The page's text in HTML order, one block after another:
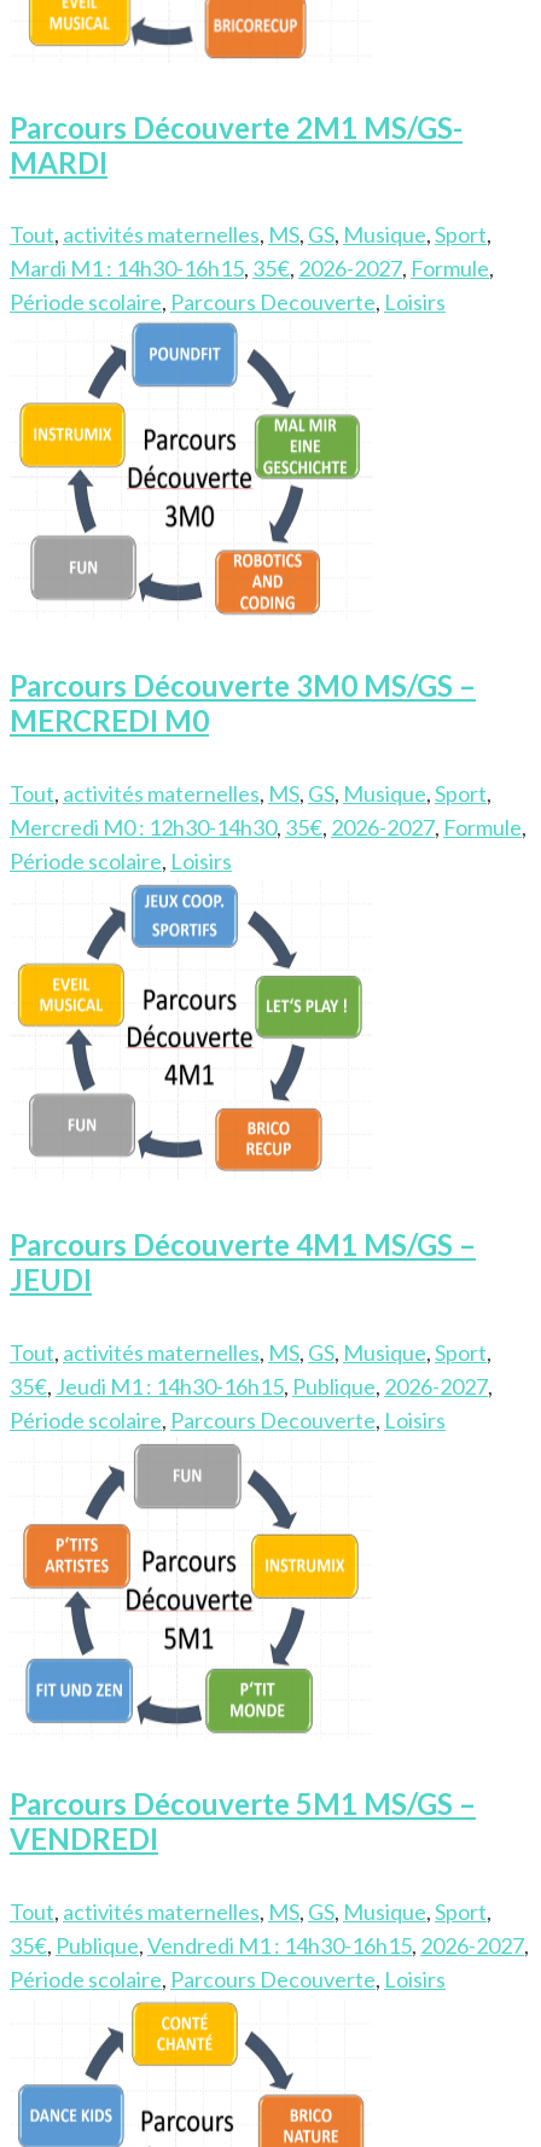
Parcours Découverte 2M1 MS/GS-
MARDI
Tout, activités maternelles, MS, GS, Musique,Sport,
Mardi M1 : 14h30-16h15, 35€, 2026-2027, Formule,
Période scolaire, Parcours Decouverte, Loisirs
Parcours Découverte 3M0 MS/GS –
MERCREDI M0
Tout, activités maternelles, MS, GS, Musique,Sport,
Mercredi M0 : 12h30-14h30, 35€, 2026-2027, Formule,
Période scolaire, Loisirs
Parcours Découverte 4M1 MS/GS –
JEUDI
Tout, activités maternelles, MS, GS, Musique,Sport,
35€, Jeudi M1 : 14h30-16h15, Publique, 2026-2027,
Période scolaire, Parcours Decouverte, Loisirs
Parcours Découverte 5M1 MS/GS –
VENDREDI
Tout, activités maternelles, MS, GS, Musique,Sport,
35€, Publique,Vendredi M1 : 14h30-16h15, 2026-2027,
Période scolaire, Parcours Decouverte, Loisirs